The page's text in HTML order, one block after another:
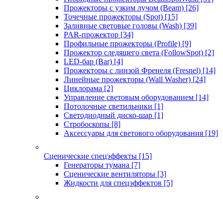
Прожекторы с узким лучом (Beam) [26]
Точечные прожекторы (Spot) [15]
Заливные световые головы (Wash) [39]
PAR-прожектор [34]
Профильные прожекторы (Profile) [9]
Прожектор следящего света (FollowSpot) [2]
LED-бар (Bar) [4]
Прожекторы с линзой Френеля (Fresnel) [14]
Линейные прожекторы (Wall Washer) [24]
Циклорама [2]
Управление световым оборудованием [14]
Потолочные светильники [1]
Светодиодный диско-шар [1]
Стробоскопы [8]
Аксессуары для светового оборудования [19]
Сценические спецэффекты [15]
Генераторы тумана [7]
Сценические вентиляторы [3]
Жидкости для спецэффектов [5]